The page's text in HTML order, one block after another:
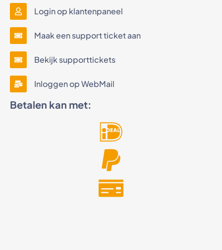
Login op klantenpaneel
Maak een support ticket aan
Bekijk supporttickets
Inloggen op WebMail
Betalen kan met: